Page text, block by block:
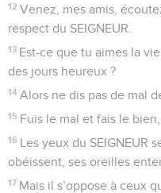
12 Venez, mes amis,
respect du SEIGNEUR.
13 Est-ce que tu aimes la
des jours heureux ?
14 Alors ne dis pas de mal
15 Fuis le mal et fais le
16 Les yeux du SEIGNEUR
obéissent, ses oreilles
17 Mais il s’oppose à ceux